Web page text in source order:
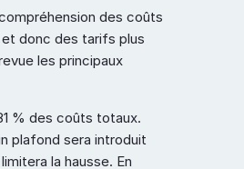
des coûts
donc des tarifs plus
les principaux
% des coûts totaux.
plafond sera introduit
la hausse. En